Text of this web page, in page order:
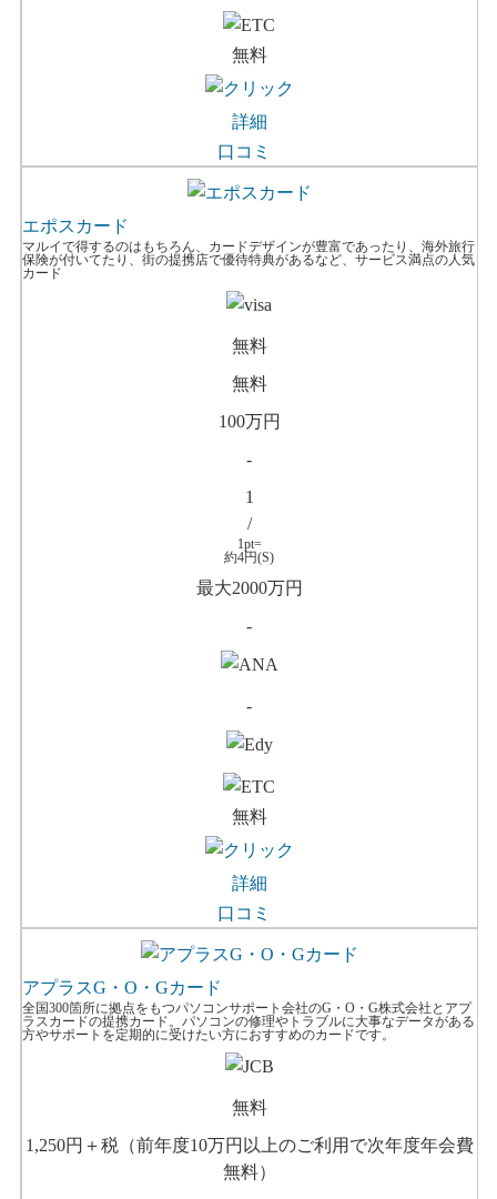
無料
詳細
口コミ
エポスカード
マルイで得するのはもちろん、カードデザインが豊富であったり、海外旅行
保険が付いてたり、街の提携店で優待特典があるなど、サービス満点の人気
カード
無料
無料
100万円
-
1
/
1pt=
約4円(S)
最大2000万円
-
-
無料
詳細
口コミ
アプラスG・O・Gカード
全国300箇所に拠点をもつパソコンサポート会社のG・O・G株式会社とアプ
ラスカードの提携カード。パソコンの修理やトラブルに大事なデータがある
方やサポートを定期的に受けたい方におすすめのカードです。
無料
1,250円＋税（前年度10万円以上のご利用で次年度年会費
無料）